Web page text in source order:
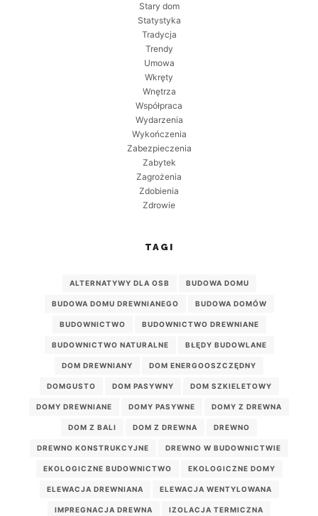
Stary dom
Statystyka
Tradycja
Trendy
Umowa
Wkręty
Wnętrza
Współpraca
Wydarzenia
Wykończenia
Zabezpieczenia
Zabytek
Zagrożenia
Zdobienia
Zdrowie
TAGI
ALTERNATYWY DLA OSB BUDOWA DOMU
BUDOWA DOMU DREWNIANEGO BUDOWA DOMÓW
BUDOWNICTWO BUDOWNICTWO DREWNIANE
BUDOWNICTWO NATURALNE BŁĘDY BUDOWLANE
DOM DREWNIANY DOM ENERGOOSZCZĘDNY
DOMGUSTO DOM PASYWNY DOM SZKIELETOWY
DOMY DREWNIANE DOMY PASYWNE DOMY Z DREWNA
DOM Z BALI DOM Z DREWNA DREWNO
DREWNO KONSTRUKCYJNE DREWNO W BUDOWNICTWIE
EKOLOGICZNE BUDOWNICTWO EKOLOGICZNE DOMY
ELEWACJA DREWNIANA ELEWACJA WENTYLOWANA
IMPREGNACJA DREWNA IZOLACJA TERMICZNA